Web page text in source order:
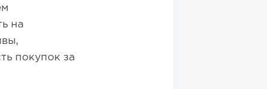
на
покупок за